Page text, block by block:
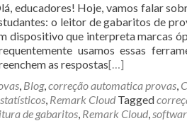
educadores! Hoje, vamos falar
o leitor de gabaritos de
dispositivo que interpreta marcas
usamos essas
as respostas[…]
, Blog,correção automatica provas,
, Remark Cloud Tagged
de gabaritos, Remark Cloud,